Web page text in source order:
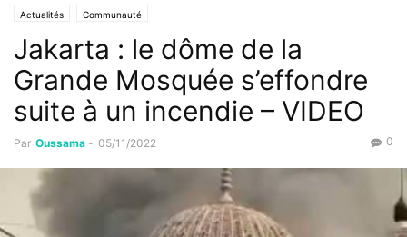
Actualités Communauté
Jakarta : le dôme de la
Grande Mosquée s’effondre
suite à un incendie – VIDEO
Par Oussama - 05/11/2022 0